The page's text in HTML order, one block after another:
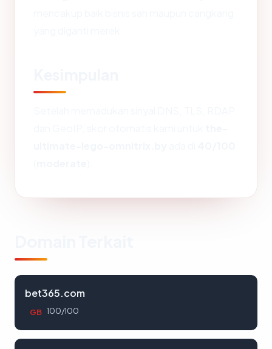
bet365.com
GB 100/100